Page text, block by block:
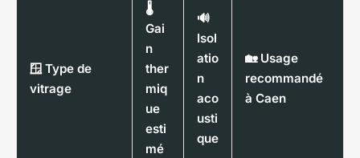
🪟 Type de
vitrage
🌡️
Gai
n
ther
miq
ue
esti
mé
🔊
Isol
atio
n
aco
usti
que
🏡 Usage
recommandé
à Caen